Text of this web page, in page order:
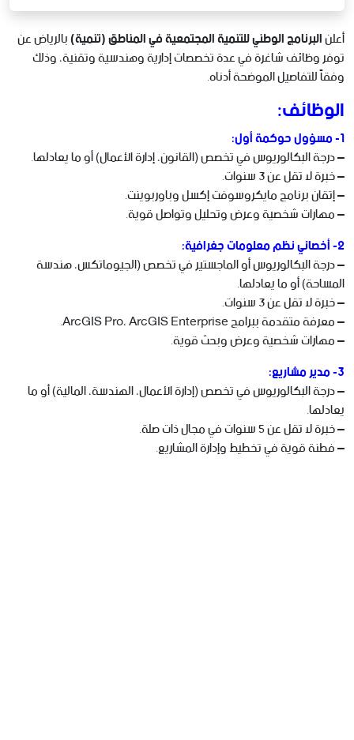
أعلنالبرنامج الوطني للتنمية المجتمعية في المناطق (تنمية)بالرياض عن
توفر وظائف شاغرة في عدة تخصصات إدارية وهندسية وتقنية، وذلك
وفقاً للتفاصيل الموضحة أدناه.
الوظائف:
1- مسؤول حوكمة أول:
– درجة البكالوريوس في تخصص (القانون، إدارة الأعمال) أو ما يعادلها.
– خبرة لا تقل عن 3 سنوات.
– إتقان برنامج مايكروسوفت إكسل وباوربوينت.
– مهارات شخصية وعرض وتحليل وتواصل قوية.
2- أخصائي نظم معلومات جغرافية:
– درجة البكالوريوس أو الماجستير في تخصص (الجيوماتكس، هندسة
المساحة) أو ما يعادلها.
– خبرة لا تقل عن 3 سنوات.
– معرفة متقدمة ببرامج ArcGIS Pro، ArcGIS Enterprise.
– مهارات شخصية وعرض وبحث قوية.
3- مدير مشاريع:
– درجة البكالوريوس في تخصص (إدارة الأعمال، الهندسة، المالية) أو ما
يعادلها.
– خبرة لا تقل عن 5 سنوات في مجال ذات صلة.
– فطنة قوية في تخطيط وإدارة المشاريع.